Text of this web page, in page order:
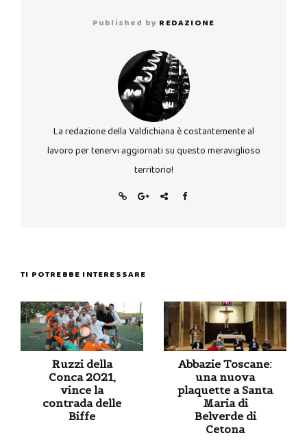
Published by REDAZIONE
La redazione della Valdichiana è costantemente al
lavoro per tenervi aggiornati su questo meraviglioso
territorio!
TI POTREBBE INTERESSARE
Ruzzi della
Conca 2021,
vince la
contrada delle
Biffe
Abbazie Toscane:
una nuova
plaquette a Santa
Maria di
Belverde di
Cetona